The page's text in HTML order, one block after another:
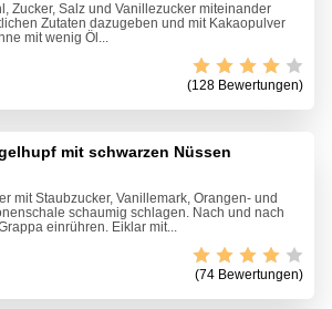
Zucker, Salz und Vanillezucker miteinander
Zutaten dazugeben und mit Kakaopulver
mit wenig Öl...
(128 Bewertungen)
mit schwarzen Nüssen
mit Staubzucker, Vanillemark, Orangen- und
schaumig schlagen. Nach und nach
einrühren. Eiklar mit...
(74 Bewertungen)